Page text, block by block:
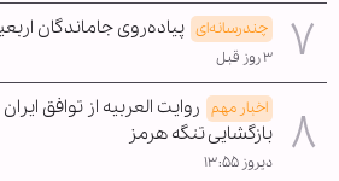
چندرسانه‌ای پیاده‌روی جاماندگان
۳ روز قبل
اخبار مهم روایت العربیه از توافق
بازگشایی تنگه هرمز
دیروز ۱۳:۵۵